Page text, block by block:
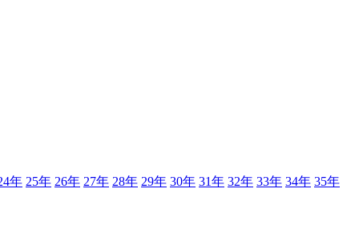
年 25年 26年 27年 28年 29年 30年 31年 32年 33年 34年 35年